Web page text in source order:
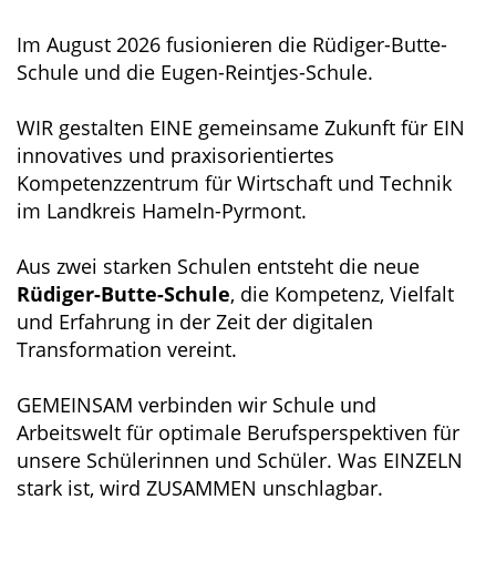
Im August 2026 fusionieren die Rüdiger-Butte-
Schule und die Eugen-Reintjes-Schule.
WIR gestalten EINE gemeinsame Zukunft für EIN
innovatives und praxisorientiertes
Kompetenzzentrum für Wirtschaft und Technik
im Landkreis Hameln-Pyrmont.
Aus zwei starken Schulen entsteht die neue
Rüdiger-Butte-Schule, die Kompetenz, Vielfalt
und Erfahrung in der Zeit der digitalen
Transformation vereint.
GEMEINSAM verbinden wir Schule und
Arbeitswelt für optimale Berufsperspektiven für
unsere Schülerinnen und Schüler. Was EINZELN
stark ist, wird ZUSAMMEN unschlagbar.